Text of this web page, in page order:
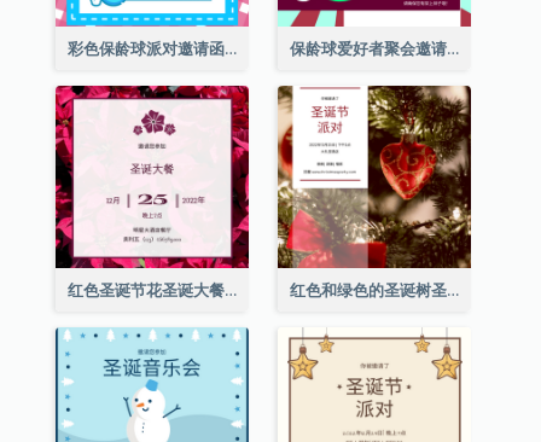
彩色保龄球派对邀请函 保龄球爱好者聚会邀请函
红色圣诞节花圣诞大餐请柬 红色和绿色的圣诞树圣诞派对邀请函